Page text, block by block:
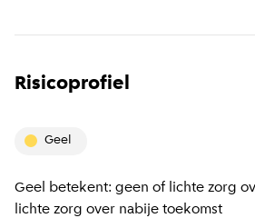
Risicoprofiel
geel
Geel betekent: geen of lichte zorg over actuele situatie,
lichte zorg over nabije toekomst